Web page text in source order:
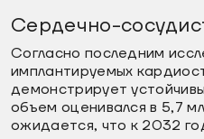
Сердечно-
Согласно последним
имплантируемых
демонстрирует
объем оценивался в 5,7
ожидается, что к 2032